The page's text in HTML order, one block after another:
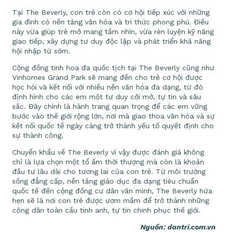
Tại The Beverly, con trẻ còn có cơ hội tiếp xúc với những
gia đình có nền tảng văn hóa và tri thức phong phú. Điều
này vừa giúp trẻ mở mang tầm nhìn, vừa rèn luyện kỹ năng
giao tiếp, xây dựng tư duy độc lập và phát triển khả năng
hội nhập từ sớm.
Cộng đồng tinh hoa đa quốc tịch tại The Beverly cũng như
Vinhomes Grand Park sẽ mang đến cho trẻ cơ hội được
học hỏi và kết nối với nhiều nền văn hóa đa dạng, từ đó
định hình cho các em một tư duy cởi mở, tự tin và sâu
sắc. Đây chính là hành trang quan trọng để các em vững
bước vào thế giới rộng lớn, nơi mà giao thoa văn hóa và sự
kết nối quốc tế ngày càng trở thành yếu tố quyết định cho
sự thành công.
Chuyển khẩu về The Beverly vì vậy được đánh giá không
chỉ là lựa chọn một tổ ấm thời thượng mà còn là khoản
đầu tư lâu dài cho tương lai của con trẻ. Từ môi trường
sống đẳng cấp, nền tảng giáo dục đa dạng tiêu chuẩn
quốc tế đến cộng đồng cư dân văn minh, The Beverly hứa
hẹn sẽ là nơi con trẻ được ươm mầm để trở thành những
công dân toàn cầu tinh anh, tự tin chinh phục thế giới.
Nguồn: dantri.com.vn